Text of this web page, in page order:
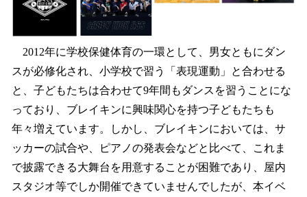
2012年に学校保健体育の一環として、男女ともにダン
スが必修化され、小学校で習う「表現運動」と合わせる
と、子どもたちは合わせて9年間もダンスを習うことにな
っており、ブレイキンに興味関心を持つ子どもたちも
年々増えています。しかし、ブレイキンにおいては、サ
ッカーの試合や、ピアノの発表会などと比べて、これま
で披露できる大舞台を用意することが困難であり、屋内
スタジオ等でしか開催できていませんでしたが、本イベ